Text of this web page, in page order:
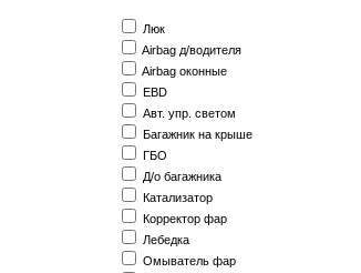
Люк
Airbag д/водителя
Airbag оконные
EBD
Авт. упр. светом
Багажник на крыше
ГБО
Д/о багажника
Катализатор
Корректор фар
Лебедка
Омыватель фар